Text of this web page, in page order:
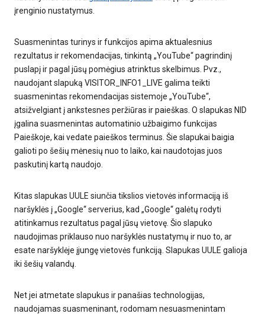
įrenginio nustatymus.
Suasmenintas turinys ir funkcijos apima aktualesnius
rezultatus ir rekomendacijas, tinkintą „YouTube“ pagrindinį
puslapį ir pagal jūsų pomėgius atrinktus skelbimus. Pvz.,
naudojant slapuką VISITOR_INFO1_LIVE galima teikti
suasmenintas rekomendacijas sistemoje „YouTube“,
atsižvelgiant į ankstesnes peržiūras ir paieškas. O slapukas NID
įgalina suasmenintas automatinio užbaigimo funkcijas
Paieškoje, kai vedate paieškos terminus. Šie slapukai baigia
galioti po šešių mėnesių nuo to laiko, kai naudotojas juos
paskutinį kartą naudojo.
Kitas slapukas UULE siunčia tikslios vietovės informaciją iš
naršyklės į „Google“ serverius, kad „Google“ galėtų rodyti
atitinkamus rezultatus pagal jūsų vietovę. Šio slapuko
naudojimas priklauso nuo naršyklės nustatymų ir nuo to, ar
esate naršyklėje įjungę vietovės funkciją. Slapukas UULE galioja
iki šešių valandų.
Net jei atmetate slapukus ir panašias technologijas,
naudojamas suasmeninant, rodomam nesuasmenintam